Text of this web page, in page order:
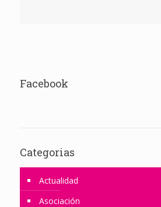
Facebook
Categorias
Actualidad
Asociación